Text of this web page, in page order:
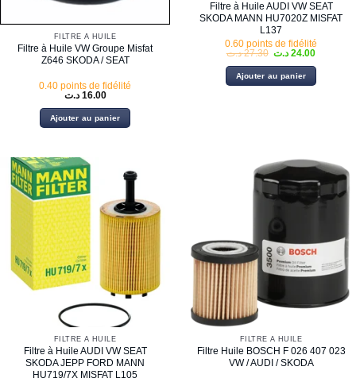
FILTRE À HUILE
Filtre à Huile VW Groupe Misfat
Z646 SKODA / SEAT
0.40 points de fidélité
16.00 د.ت
Ajouter au panier
Filtre à Huile AUDI VW SEAT
SKODA MANN HU7020Z MISFAT
L137
0.60 points de fidélité
27.30 د.ت
Le
initial
était :
24.00 د.ت
Le
actuel
est :
Ajouter au panier
FILTRE À HUILE
Filtre à Huile AUDI VW SEAT
SKODA JEPP FORD MANN
HU719/7X MISFAT L105
FILTRE À HUILE
Filtre Huile BOSCH F 026 407 023
VW / AUDI / SKODA